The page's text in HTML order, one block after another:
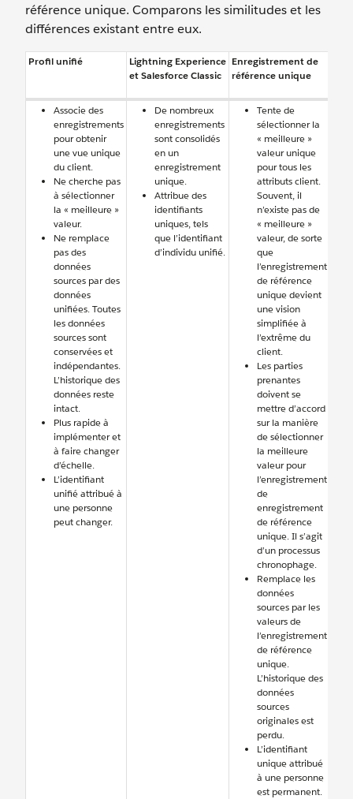
référence unique. Comparons les similitudes et les
différences existant entre eux.
Profil unifié
Lightning Experience
et Salesforce Classic
Enregistrement de
référence unique
Associe des
enregistrements
pour obtenir
une vue unique
du client.
Ne cherche pas
à sélectionner
la « meilleure »
valeur.
Ne remplace
pas des
données
sources par des
données
unifiées. Toutes
les données
sources sont
conservées et
indépendantes.
L’historique des
données reste
intact.
Plus rapide à
implémenter et
à faire changer
d’échelle.
L’identifiant
unifié attribué à
une personne
peut changer.
De nombreux
enregistrements
sont consolidés
en un
enregistrement
unique.
Attribue des
identifiants
uniques, tels
que l’identifiant
d’individu unifié.
Tente de
sélectionner la
« meilleure »
valeur unique
pour tous les
attributs client.
Souvent, il
n’existe pas de
« meilleure »
valeur, de sorte
que
l’enregistrement
de référence
unique devient
une vision
simplifiée à
l’extrême du
client.
Les parties
prenantes
doivent se
mettre d’accord
sur la manière
de sélectionner
la meilleure
valeur pour
l’enregistrement
de
enregistrement
de référence
unique. Il s’agit
d’un processus
chronophage.
Remplace les
données
sources par les
valeurs de
l’enregistrement
de référence
unique.
L’historique des
données
sources
originales est
perdu.
L’identifiant
unique attribué
à une personne
est permanent.